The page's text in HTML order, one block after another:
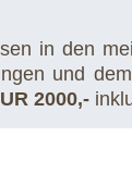
in den
und
2000,-